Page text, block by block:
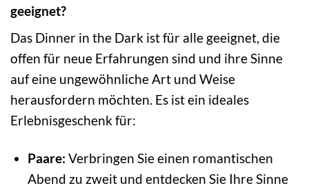
geeignet?
Das Dinner in the Dark ist für alle geeignet, die
offen für neue Erfahrungen sind und ihre Sinne
auf eine ungewöhnliche Art und Weise
herausfordern möchten. Es ist ein ideales
Erlebnisgeschenk für:
Paare: Verbringen Sie einen romantischen
Abend zu zweit und entdecken Sie Ihre Sinne